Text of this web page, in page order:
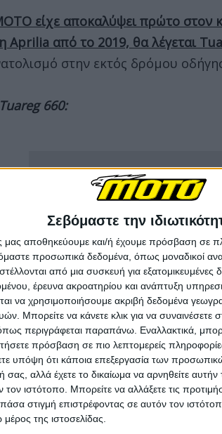
Σεβόμαστε την
μας αποθηκεύουμε και/ή έχουμε πρόσβαση σε
προσωπικά δεδομένα, όπως μοναδικοί
από μια συσκευή για εξατομικευμένες
έρευνα ακροατηρίου και ανάπτυξη
να χρησιμοποιήσουμε ακριβή δεδομένα
Μπορείτε να κάνετε κλικ για να συναινέσετε
περιγράφεται παραπάνω. Εναλλακτικά,
πρόσβαση σε πιο λεπτομερείς
υπόψη ότι κάποια επεξεργασία των
σας, αλλά έχετε το δικαίωμα να αρνηθείτε
τον ιστότοπο. Μπορείτε να αλλάξετε τις
στιγμή επιστρέφοντας σε αυτόν τον
της ιστοσελίδας.
είχε αποκαλύψει πρώτο στον
Aprilia από το 2019, θα λέγεται
στην εκτός δρόμου
660: